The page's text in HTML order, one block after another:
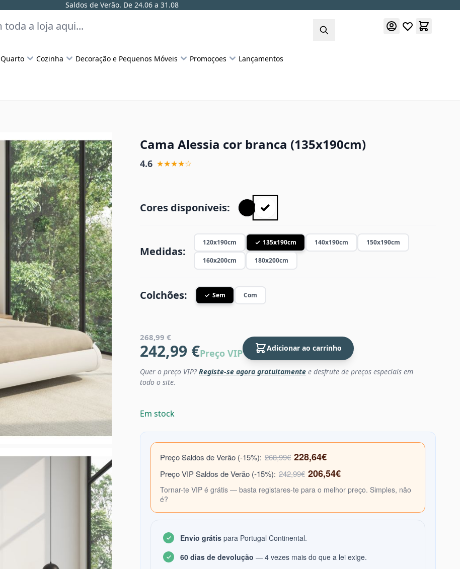
Saldos de Verão. De 24.06 a 31.08
Quarto Cozinha Decoração e Pequenos Móveis Promoçoes Lançamentos
Cama Alessia cor branca (135x190cm)
4.6 ★★★★☆
Cores disponíveis:
Medidas:
120x190cm 135x190cm 140x190cm 150x190cm
160x200cm 180x200cm
Colchões: Sem Com
268,99 €
242,99 €Preço VIP Adicionar ao carrinho
Quer o preço VIP?Registe-se agora gratuitamente e desfrute de preços especiais em
todo o site.
Em stock
Preço Saldos de Verão (-15%): 268,99€ 228,64€
Preço VIP Saldos de Verão (-15%): 242,99€ 206,54€
Tornar-te VIP é grátis — basta registares-te para o melhor preço. Simples, não
é?
Envio grátis para Portugal Continental.
60 dias de devolução — 4 vezes mais do que a lei exige.